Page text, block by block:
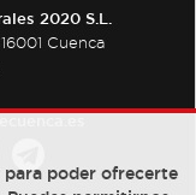
2020 S.L.
Cuenca
poder ofrecerte